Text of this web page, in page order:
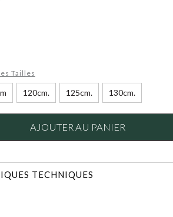
Tailles
120cm. 125cm. 130cm.
AJOUTER AU PANIER
TECHNIQUES